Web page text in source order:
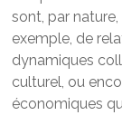
sont, par
exemple, de
dynamiques
culturel, ou
économiques